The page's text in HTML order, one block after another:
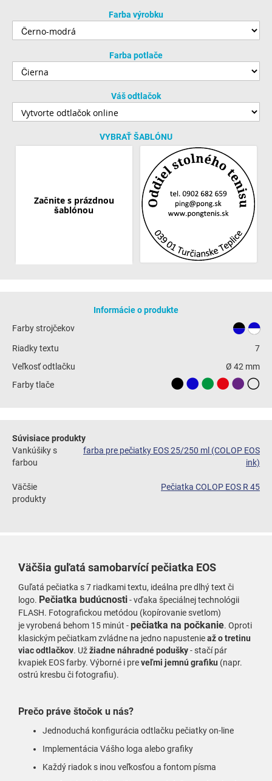
Farba výrobku
Farba potlače
Váš odtlačok
VYBRAŤ ŠABLÓNU
Začnite s prázdnou
šablónou
Informácie o produkte
Farby strojčekov
Riadky textu
7
Veľkosť odtlačku
Ø 42 mm
Farby tlače
Súvisiace produkty
Vankúšiky s
farbou
farba pre pečiatky EOS 25/250 ml (COLOP EOS
ink)
Väčšie
produkty
Pečiatka COLOP EOS R 45
Väčšia guľatá samobarvící pečiatka EOS
Guľatá pečiatka s 7 riadkami textu, ideálna pre dlhý text či
logo. Pečiatka budúcnosti- vďaka špeciálnej technológii
FLASH. Fotografickou metódou (kopírovanie svetlom)
je vyrobená behom 15 minút -pečiatka na počkanie. Oproti
klasickým pečiatkam zvládne na jedno napustenieaž o tretinu
viac odtlačkov. Užžiadne náhradné podušky- stačí pár
kvapiek EOS farby. Výborné i preveľmi jemnú grafiku (napr.
ostrú kresbu či fotografiu).
Prečo práve štočok u nás?
Jednoduchá konfigurácia odtlačku pečiatky on-line
Implementácia Vášho loga alebo grafiky
Každý riadok s inou veľkosťou a fontom písma